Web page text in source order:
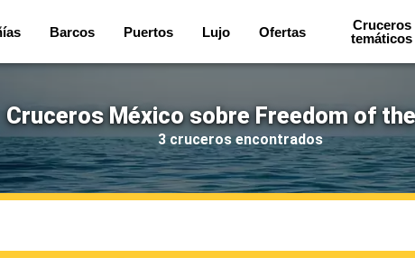
Barcos Puertos Lujo Ofertas
Cruceros
temáticos
Cruceros México sobre Freedom of
3 cruceros encontrados